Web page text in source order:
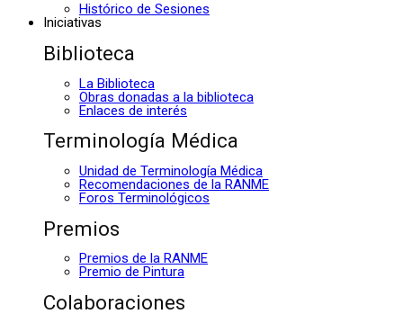
Histórico de Sesiones
Iniciativas
Biblioteca
La Biblioteca
Obras donadas a la biblioteca
Enlaces de interés
Terminología Médica
Unidad de Terminología Médica
Recomendaciones de la RANME
Foros Terminológicos
Premios
Premios de la RANME
Premio de Pintura
Colaboraciones